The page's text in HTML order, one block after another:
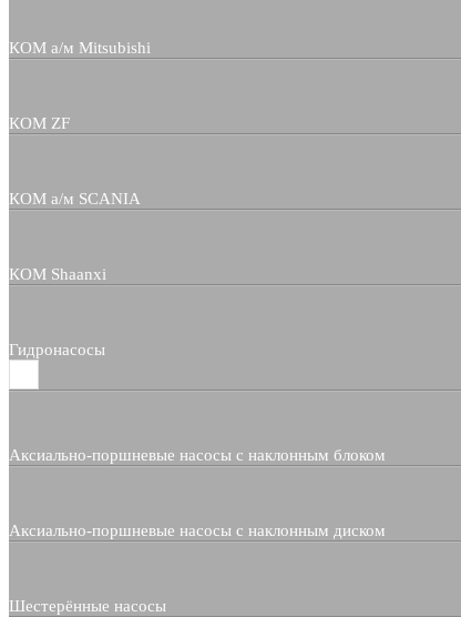
КОМ а/м Mitsubishi
КОМ ZF
КОМ а/м SCANIA
КОМ Shaanxi
Гидронасосы
Аксиально-поршневые насосы с наклонным блоком
Аксиально-поршневые насосы с наклонным диском
Шестерённые насосы